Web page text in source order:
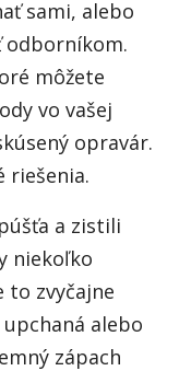
sami, alebo
odborníkom.
môžete
vo vašej
opravár.
riešenia.
a zistili
niekoľko
zvyčajne
alebo
zápach